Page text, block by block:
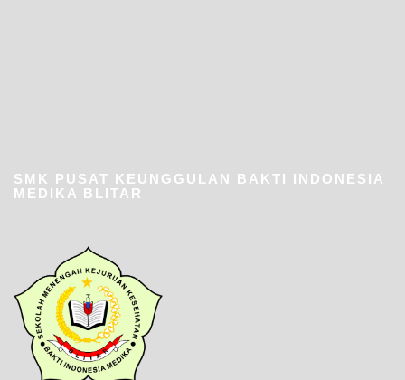
SMK PUSAT KEUNGGULAN BAKTI INDONESIA
MEDIKA BLITAR